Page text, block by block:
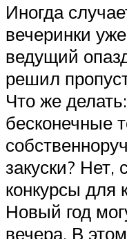
Иногда
вечеринки
ведущий
решил
Что же
бесконечные
закуски?
конкурсы для
Новый год
вечера. В